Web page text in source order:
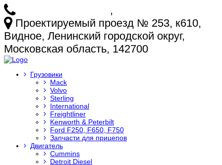
,
Проектируемый проезд № 253, к610,
Видное, Ленинский городской округ,
Московская область, 142700
Грузовики
Mack
Volvo
Sterling
International
Freightliner
Kenworth & Peterbilt
Ford F250, F650, F750
Запчасти для прицепов
Двигатель
Cummins
Detroit Diesel